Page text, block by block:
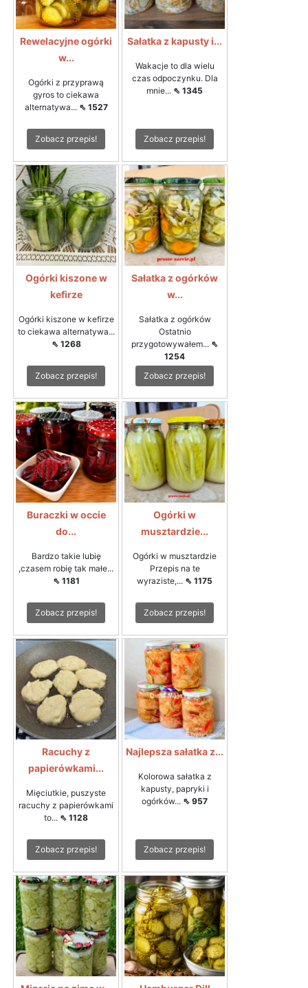
Rewelacyjne ogórki
w...
Ogórki z przyprawą
gyros to ciekawa
alternatywa... ⇖ 1527
Zobacz przepis!
Sałatka z kapusty i...
Wakacje to dla wielu
czas odpoczynku. Dla
mnie... ⇖ 1345
Zobacz przepis!
Ogórki kiszone w
kefirze
Ogórki kiszone w kefirze
to ciekawa alternatywa...
⇖ 1268
Zobacz przepis!
Sałatka z ogórków
w...
Sałatka z ogórków
Ostatnio
przygotowywałem... ⇖
1254
Zobacz przepis!
Buraczki w occie
do...
Bardzo takie lubię
,czasem robię tak małe...
⇖ 1181
Zobacz przepis!
Ogórki w
musztardzie...
Ogórki w musztardzie
Przepis na te
wyraziste,... ⇖ 1175
Zobacz przepis!
Racuchy z
papierówkami...
Mięciutkie, puszyste
racuchy z papierówkami
to... ⇖ 1128
Zobacz przepis!
Najlepsza sałatka z...
Kolorowa sałatka z
kapusty, papryki i
ogórków... ⇖ 957
Zobacz przepis!